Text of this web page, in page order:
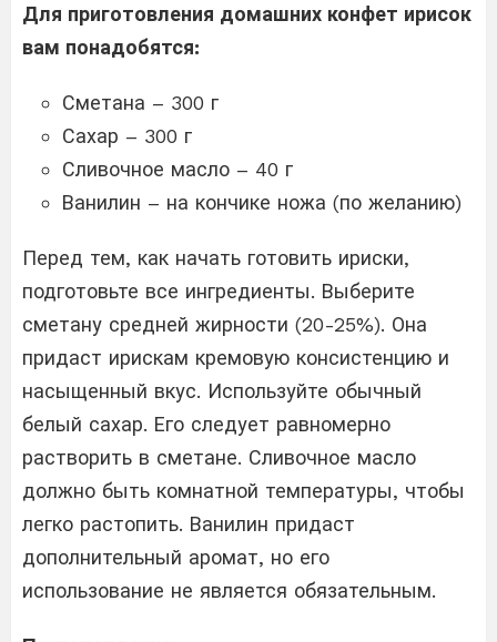
Для приготовления домашних конфет ирисок
вам понадобятся:
Сметана – 300 г
Сахар – 300 г
Сливочное масло – 40 г
Ванилин – на кончике ножа (по желанию)
Перед тем, как начать готовить ириски,
подготовьте все ингредиенты. Выберите
сметану средней жирности (20-25%). Она
придаст ирискам кремовую консистенцию и
насыщенный вкус. Используйте обычный
белый сахар. Его следует равномерно
растворить в сметане. Сливочное масло
должно быть комнатной температуры, чтобы
легко растопить. Ванилин придаст
дополнительный аромат, но его
использование не является обязательным.